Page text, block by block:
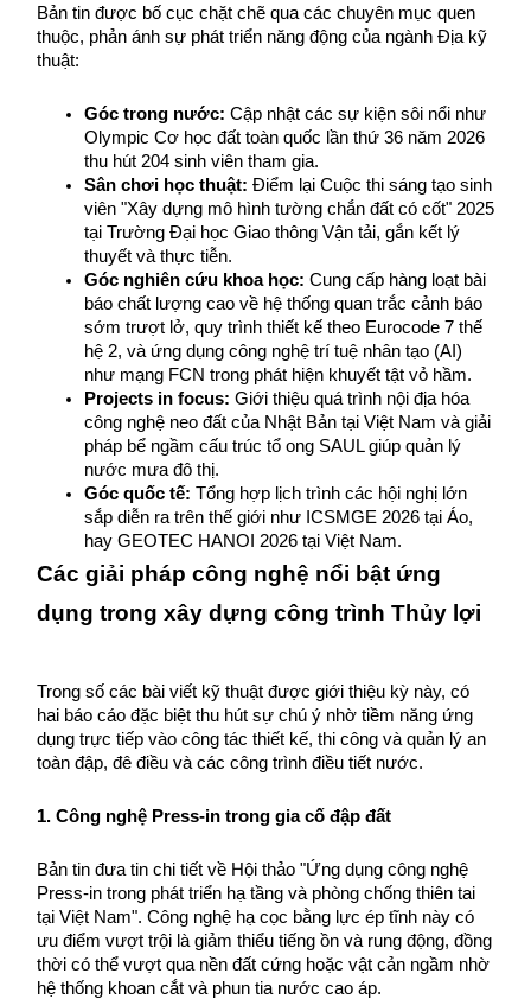
Bản tin được bố cục chặt chẽ qua các chuyên mục quen
thuộc, phản ánh sự phát triển năng động của ngành Địa kỹ
thuật:
Góc trong nước: Cập nhật các sự kiện sôi nổi như
Olympic Cơ học đất toàn quốc lần thứ 36 năm 2026
thu hút 204 sinh viên tham gia.
Sân chơi học thuật: Điểm lại Cuộc thi sáng tạo sinh
viên "Xây dựng mô hình tường chắn đất có cốt" 2025
tại Trường Đại học Giao thông Vận tải, gắn kết lý
thuyết và thực tiễn.
Góc nghiên cứu khoa học: Cung cấp hàng loạt bài
báo chất lượng cao về hệ thống quan trắc cảnh báo
sớm trượt lở, quy trình thiết kế theo Eurocode 7 thế
hệ 2, và ứng dụng công nghệ trí tuệ nhân tạo (AI)
như mạng FCN trong phát hiện khuyết tật vỏ hầm.
Projects in focus: Giới thiệu quá trình nội địa hóa
công nghệ neo đất của Nhật Bản tại Việt Nam và giải
pháp bể ngầm cấu trúc tổ ong SAUL giúp quản lý
nước mưa đô thị.
Góc quốc tế: Tổng hợp lịch trình các hội nghị lớn
sắp diễn ra trên thế giới như ICSMGE 2026 tại Áo,
hay GEOTEC HANOI 2026 tại Việt Nam.
Các giải pháp công nghệ nổi bật ứng
dụng trong xây dựng công trình Thủy lợi
Trong số các bài viết kỹ thuật được giới thiệu kỳ này, có
hai báo cáo đặc biệt thu hút sự chú ý nhờ tiềm năng ứng
dụng trực tiếp vào công tác thiết kế, thi công và quản lý an
toàn đập, đê điều và các công trình điều tiết nước.
1. Công nghệ Press-in trong gia cố đập đất
Bản tin đưa tin chi tiết về Hội thảo "Ứng dụng công nghệ
Press-in trong phát triển hạ tầng và phòng chống thiên tai
tại Việt Nam". Công nghệ hạ cọc bằng lực ép tĩnh này có
ưu điểm vượt trội là giảm thiểu tiếng ồn và rung động, đồng
thời có thể vượt qua nền đất cứng hoặc vật cản ngầm nhờ
hệ thống khoan cắt và phun tia nước cao áp.